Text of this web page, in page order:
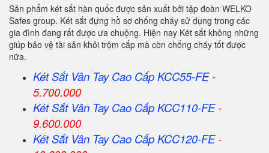
Sản phẩm két sắt hàn quốc được sản xuất bởi tập đoàn WELKO
Safes group. Két sắt đựng hồ sơ chống cháy sử dụng trong các
gia đình đang rất được ưa chuộng. Hiện nay Két sắt không những
giúp bảo vệ tài sản khỏi trộm cắp mà còn chống cháy tốt được
nữa.
Két Sắt Vân Tay Cao Cấp KCC55-FE-
5.700.000
Két Sắt Vân Tay Cao Cấp KCC110-FE-
9.600.000
Két Sắt Vân Tay Cao Cấp KCC120-FE-